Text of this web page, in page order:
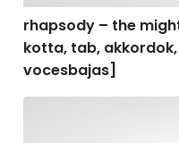
rhapsody – the
kotta, tab,
vocesbajas]